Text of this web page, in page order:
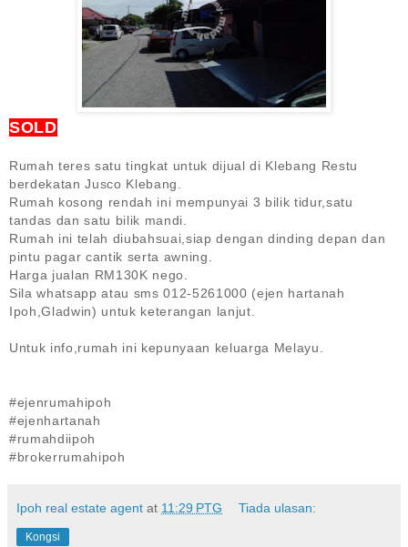
SOLD
Rumah teres satu tingkat untuk dijual di Klebang Restu
berdekatan Jusco Klebang.
Rumah kosong rendah ini mempunyai 3 bilik tidur,satu
tandas dan satu bilik mandi.
Rumah ini telah diubahsuai,siap dengan dinding depan dan
pintu pagar cantik serta awning.
Harga jualan RM130K nego.
Sila whatsapp atau sms 012-5261000 (ejen hartanah
Ipoh,Gladwin) untuk keterangan lanjut.
Untuk info,rumah ini kepunyaan keluarga Melayu.
#ejenrumahipoh
#ejenhartanah
#rumahdiipoh
#brokerrumahipoh
Ipoh real estate agent at 11:29 PTG Tiada ulasan:
Kongsi